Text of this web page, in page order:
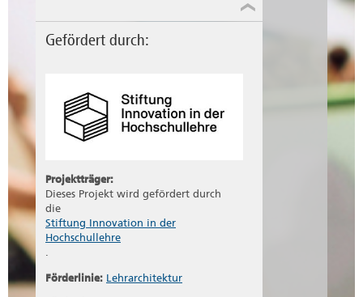
Gefördert durch:
Projektträger:
Dieses Projekt wird gefördert durch
die
Stiftung Innovation in der
Hochschullehre
.
Förderlinie: Lehrarchitektur